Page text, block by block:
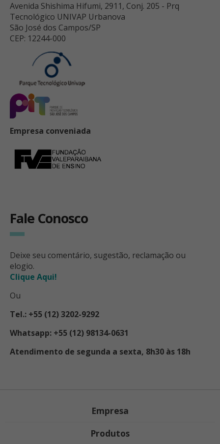
Avenida Shishima Hifumi, 2911, Conj. 205 - Prq
Tecnológico UNIVAP Urbanova
São José dos Campos/SP
CEP: 12244-000
Empresa conveniada
Fale Conosco
Deixe seu comentário, sugestão, reclamação ou
elogio.
Clique Aqui!
Ou
Tel.: +55 (12) 3202-9292
Whatsapp: +55 (12) 98134-0631
Atendimento de segunda a sexta, 8h30 às 18h
Empresa
Produtos